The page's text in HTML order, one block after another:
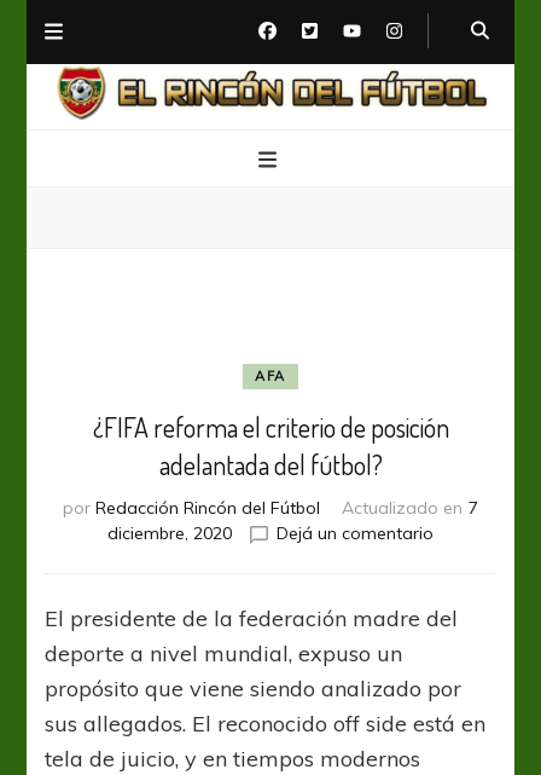
AFA
¿FIFA reforma el criterio de posición
adelantada del fútbol?
por Redacción Rincón del Fútbol Actualizado en 7
diciembre, 2020
Dejá un comentario
el
criterio
posición
adelantada
del
El presidente de la federación madre del
deporte a nivel mundial, expuso un
propósito que viene siendo analizado por
sus allegados. El reconocido off side está en
tela de juicio, y en tiempos modernos